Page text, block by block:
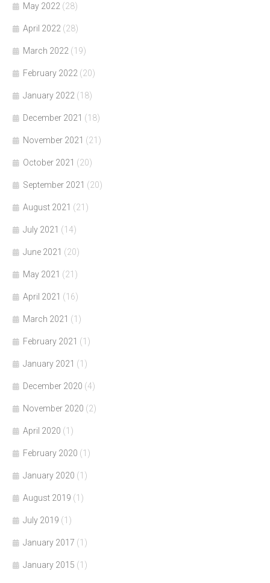
May 2022 (28)
April 2022 (28)
March 2022 (19)
February 2022 (20)
January 2022 (18)
December 2021 (18)
November 2021 (21)
October 2021 (20)
September 2021 (20)
August 2021 (21)
July 2021 (14)
June 2021 (20)
May 2021 (21)
April 2021 (16)
March 2021 (1)
February 2021 (1)
January 2021 (1)
December 2020 (4)
November 2020 (2)
April 2020 (1)
February 2020 (1)
January 2020 (1)
August 2019 (1)
July 2019 (1)
January 2017 (1)
January 2015 (1)